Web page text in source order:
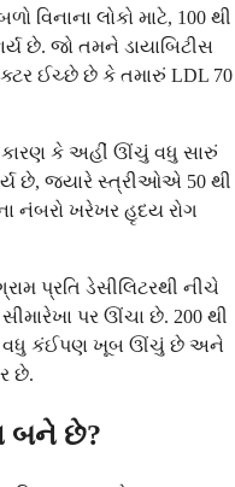
વિનાના લોકો માટે, 100 થી
છે. જો તમને ડાયાબિટીસ
ઈચ્છે છે કે તમારું LDL 70
કારણ કે અહીં ઊંચું વધુ સારું
છે, જ્યારે સ્ત્રીઓએ 50 થી
નંબરો ખરેખર હૃદય રોગ
પ્રતિ ડેસીલિટરથી નીચે
પર ઊંચા છે. 200 થી
વધુ કંઈપણ ખૂબ ઊંચું છે અને
છે.
બને છે?